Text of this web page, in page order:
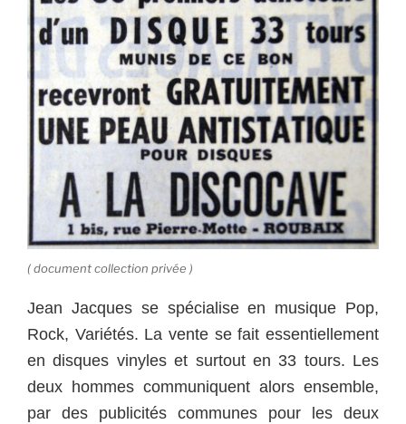
( document collection privée )
Jean Jacques se spécialise en musique Pop,
Rock, Variétés. La vente se fait essentiellement
en disques vinyles et surtout en 33 tours. Les
deux hommes communiquent alors ensemble,
par des publicités communes pour les deux